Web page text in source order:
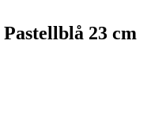
23 cm